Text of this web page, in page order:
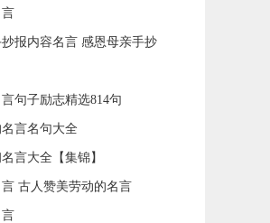
报内容名言 感恩母亲手抄
句子励志精选814句
言名句大全
言大全【集锦】
古人赞美劳动的名言